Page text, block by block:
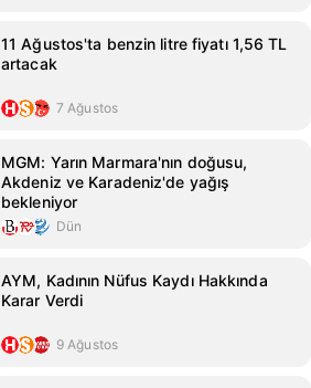
11 Ağustos'ta benzin litre fiyatı 1,56 TL
artacak
7 Ağustos
MGM: Yarın Marmara'nın doğusu,
Akdeniz ve Karadeniz'de yağış
bekleniyor
Dün
AYM, Kadının Nüfus Kaydı Hakkında
Karar Verdi
9 Ağustos